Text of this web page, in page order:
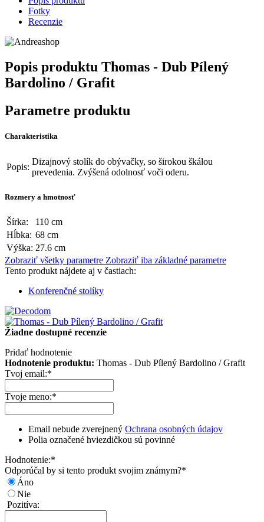
Fotky
Recenzie
Popis produktu Thomas - Dub Pílený
Bardolino / Grafit
Parametre produktu
Charakteristika
Popis:
Dizajnový stolík do obývačky, so širokou škálou
prevedenia. Zvýšená odolnosť voči oderu.
Rozmery a hmotnosť
Šírka:
110 cm
Hĺbka: 68 cm
Výška: 27.6 cm
Zobraziť všetky parametre Zobraziť iba základné parametre
Tento produkt nájdete aj v častiach:
Konferenčné stolíky
Žiadne dostupné recenzie
Pridať hodnotenie
Hodnotenie produktu: Thomas - Dub Pílený Bardolino / Grafit
Tvoj email:*
Tvoje meno:*
Email nebude zverejnený Ochrana osobných údajov
Polia označené hviezdičkou sú povinné
Hodnotenie:*
Odporúčal by si tento produkt svojim známym?*
Áno
Nie
Pozitíva: